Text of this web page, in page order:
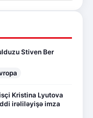
Stiven Ber
Kristina Lyutova
irəliləyişə imza